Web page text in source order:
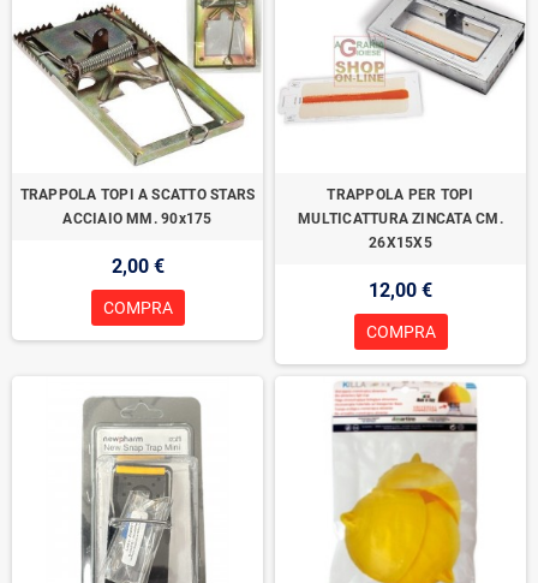
TRAPPOLA TOPI A SCATTO STARS
ACCIAIO MM. 90x175
2,00 €
COMPRA
TRAPPOLA PER TOPI
MULTICATTURA ZINCATA CM.
26X15X5
12,00 €
COMPRA